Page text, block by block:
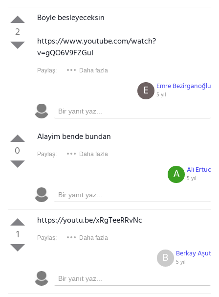
2
Böyle besleyeceksin
https://www.youtube.com/watch?
v=gQO6V9FZGuI
Paylaş: Daha fazla
Emre Bezirganoğlu
5 yıl
E
0
Alayim bende bundan
Paylaş: Daha fazla
Ali Ertuc
5 yıl
A
1
https://youtu.be/xRgTeeRRvNc
Paylaş: Daha fazla
Berkay Aşut
5 yıl
B